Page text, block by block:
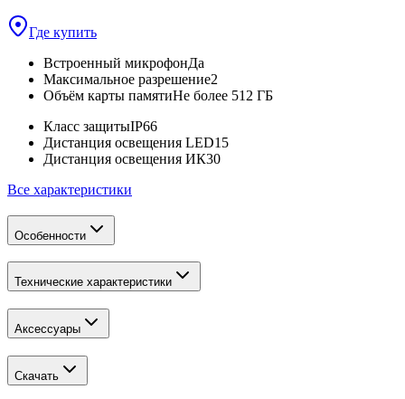
Где купить
Встроенный микрофонДа
Максимальное разрешение2
Объём карты памятиНе более 512 ГБ
Класс защитыIP66
Дистанция освещения LED15
Дистанция освещения ИК30
Все характеристики
Особенности
Технические характеристики
Аксессуары
Скачать